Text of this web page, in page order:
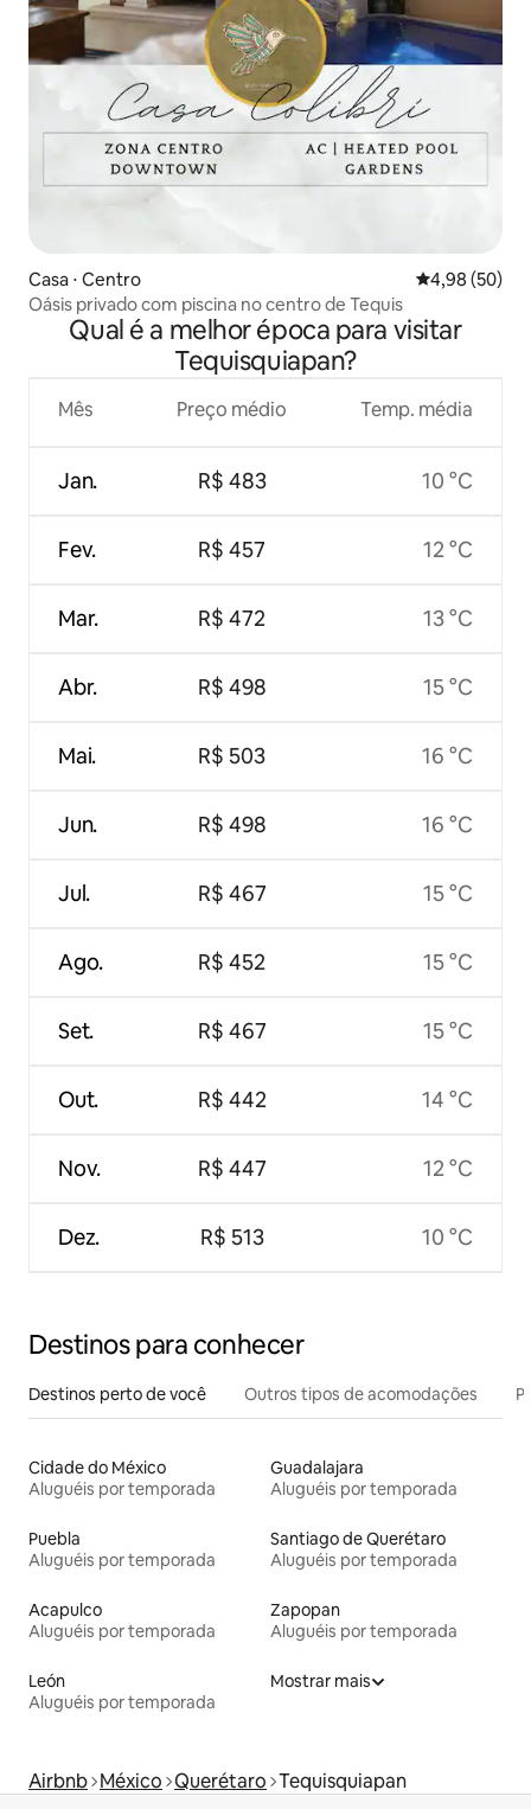
Casa ⋅ Centro 4,98 de uma
4,98 (50)
Oásis privado com piscina no centro de Tequis
Qual é a melhor época para visitar
Tequisquiapan?
Mês
Jan.
Fev.
Mar.
Abr.
Mai.
Jun.
Jul.
Ago.
Set.
Out.
Nov.
Dez.
Preço médio
R$ 483
R$ 457
R$ 472
R$ 498
R$ 503
R$ 498
R$ 467
R$ 452
R$ 467
R$ 442
R$ 447
R$ 513
Temp. média
10 °C
12 °C
13 °C
15 °C
16 °C
16 °C
15 °C
15 °C
15 °C
14 °C
12 °C
10 °C
Destinos para conhecer
Destinos perto de você Outros tipos de acomodações
Cidade do México
Aluguéis por temporada
Guadalajara
Aluguéis por temporada
Puebla
Aluguéis por temporada
Santiago de Querétaro
Aluguéis por temporada
Acapulco
Aluguéis por temporada
Zapopan
Aluguéis por temporada
León
Aluguéis por temporada
Mostrar mais
Airbnb México Querétaro Tequisquiapan